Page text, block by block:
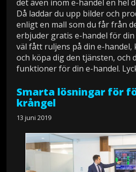
det även inom e-handel en hel
Då laddar du upp bilder och
enligt en mall som du får från
erbjuder gratis e-handel för din
väl fått ruljens på din e-handel,
och köpa dig den tjänsten, och
funktioner för din e-handel.
Smarta lösningar för
krångel
13 juni 2019